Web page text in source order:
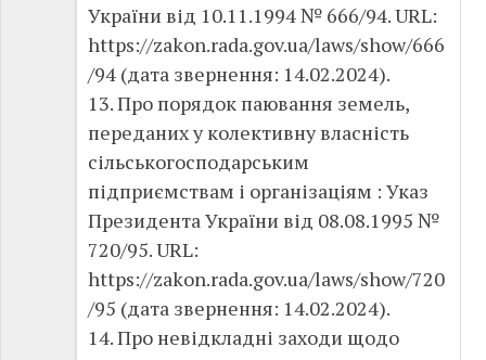
України від 10.11.1994 № 666/94. URL:
https://zakon.rada.gov.ua/laws/show/666
/94 (дата звернення: 14.02.2024).
13. Про порядок паювання земель,
переданих у колективну власність
сільськогосподарським
підприємствам і організаціям : Указ
Президента України від 08.08.1995 №
720/95. URL:
https://zakon.rada.gov.ua/laws/show/720
/95 (дата звернення: 14.02.2024).
14. Про невідкладні заходи щодо